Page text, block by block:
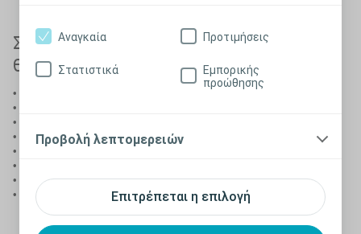
Επιτρέπεται η επιλογή
Αναγκαία Προτιμήσεις
Στατιστικά
Εμπορικής
προώθησης
Προβολή λεπτομερειών
Στις μη επεμβατικές επιλογές
θεραπείας περιλαμβάνονται τα εξής:
• Πάνες ακράτειας
• Περιπεϊκοί καθετήρες
• Μόνιμοι καθετήρες ή Καθετήρες για διαλείποντα καθετηριασμό
• Αλλαγές στον τρόπο ζωής
• Ασκήσεις Kegel
• Περιορισμός στην πρόσληψη υγρών
• Προγραμματισμένη ούρηση
• Φαρμακευτική αγωγή